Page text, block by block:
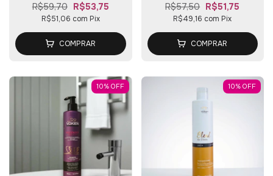
R$59,70 R$53,75
R$51,06 com Pix
COMPRAR
R$57,50 R$51,75
R$49,16 com Pix
COMPRAR
10% OFF 10% OFF